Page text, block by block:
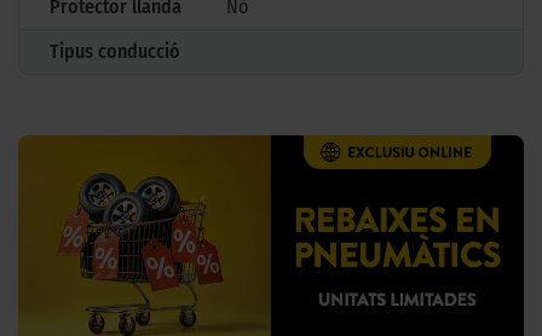
Protector llanda
No
Tipus conducció